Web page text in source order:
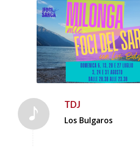
TDJ
Los Bulgaros